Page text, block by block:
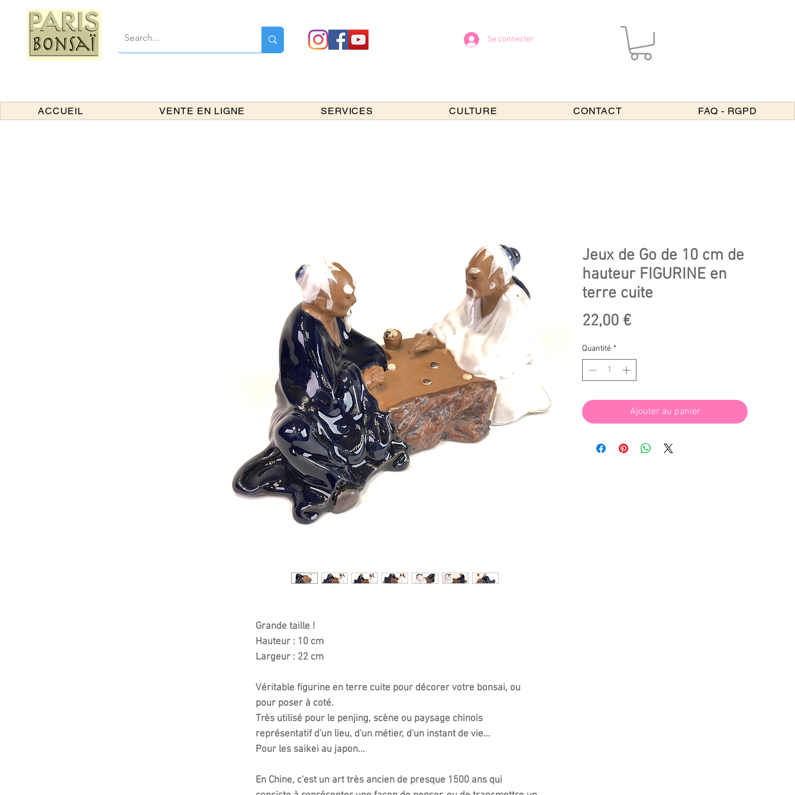
Se connecter
ACCUEIL VENTE EN LIGNE SERVICES CULTURE CONTACT FAQ - RGPD
Jeux de Go de 10 cm de
hauteur FIGURINE en
terre cuite
22,00 €Prix
Quantité *
Ajouter au panier
Grande taille !
Hauteur : 10 cm
Largeur : 22 cm
Véritable figurine en terre cuite pour décorer votre bonsai, ou
pour poser à coté.
Très utilisé pour le penjing, scène ou paysage chinois
représentatif d'un lieu, d'un métier, d'un instant de vie...
Pour les saikei au japon...
En Chine, c'est un art très ancien de presque 1500 ans qui